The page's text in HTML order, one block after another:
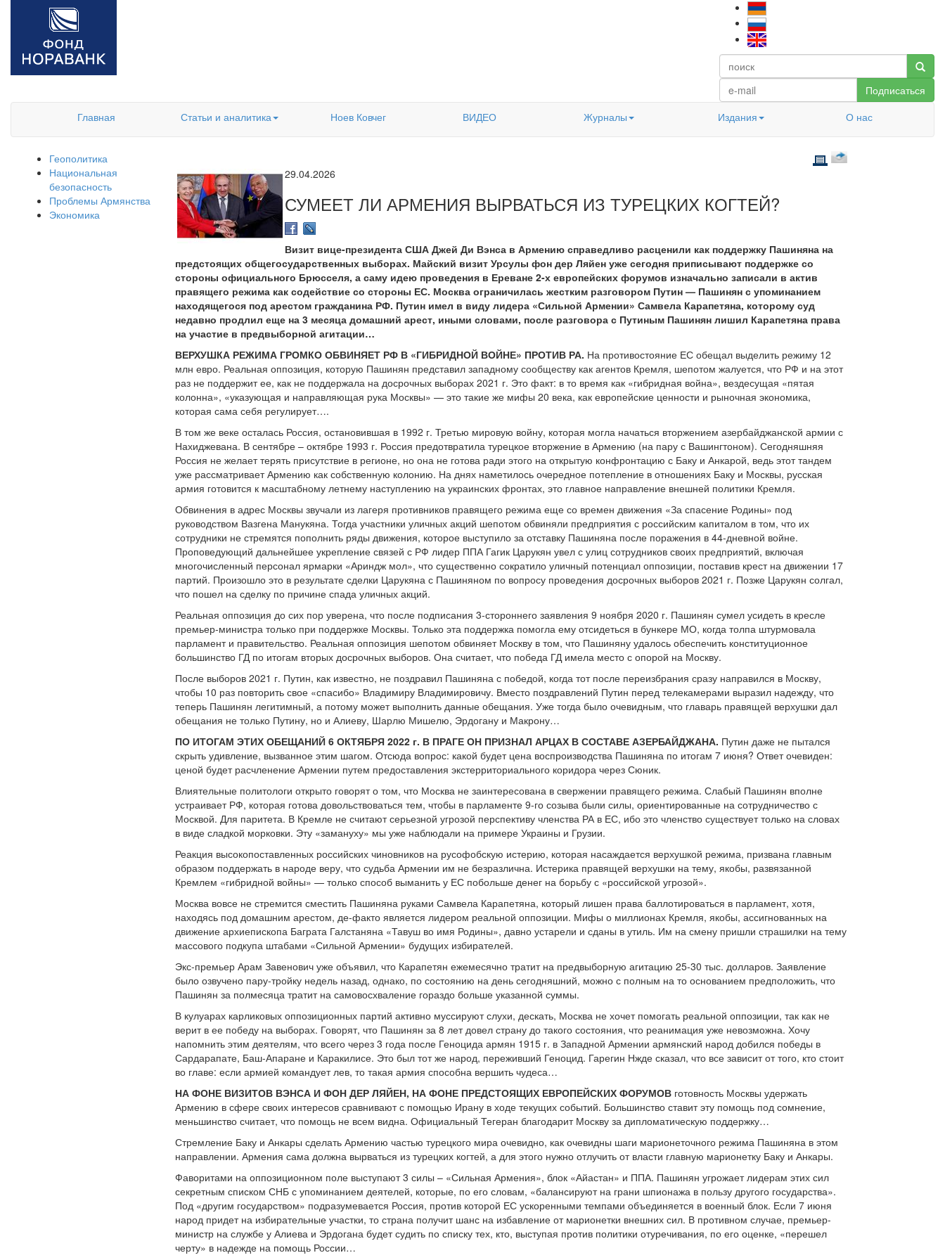
Подписаться
Главная
Статьи и аналитика Ноев Ковчег ВИДЕО Журналы Издания О нас
Геополитика
Национальная
безопасность
Проблемы Армянства
Экономика
29.04.2026
СУМЕЕТ ЛИ АРМЕНИЯ ВЫРВАТЬСЯ ИЗ ТУРЕЦКИХ КОГТЕЙ?
Визит вице-президента США Джей Ди Вэнса в Армению справедливо расценили как поддержку Пашиняна на
предстоящих общегосударственных выборах. Майский визит Урсулы фон дер Ляйен уже сегодня приписывают поддержке со
стороны официального Брюсселя, а саму идею проведения в Ереване 2-х европейских форумов изначально записали в актив
правящего режима как содействие со стороны ЕС. Москва ограничилась жестким разговором Путин — Пашинян с упоминанием
находящегося под арестом гражданина РФ. Путин имел в виду лидера «Сильной Армении» Самвела Карапетяна, которому суд
недавно продлил еще на 3 месяца домашний арест, иными словами, после разговора с Путиным Пашинян лишил Карапетяна права
на участие в предвыборной агитации…
ВЕРХУШКА РЕЖИМА ГРОМКО ОБВИНЯЕТ РФ В «ГИБРИДНОЙ ВОЙНЕ» ПРОТИВ РА. На противостояние ЕС обещал выделить режиму 12
млн евро. Реальная оппозиция, которую Пашинян представил западному сообществу как агентов Кремля, шепотом жалуется, что РФ и на этот
раз не поддержит ее, как не поддержала на досрочных выборах 2021 г. Это факт: в то время как «гибридная война», вездесущая «пятая
колонна», «указующая и направляющая рука Москвы» — это такие же мифы 20 века, как европейские ценности и рыночная экономика,
которая сама себя регулирует….
В том же веке осталась Россия, остановившая в 1992 г. Третью мировую войну, которая могла начаться вторжением азербайджанской армии с
Нахиджевана. В сентябре – октябре 1993 г. Россия предотвратила турецкое вторжение в Армению (на пару с Вашингтоном). Сегодняшняя
Россия не желает терять присутствие в регионе, но она не готова ради этого на открытую конфронтацию с Баку и Анкарой, ведь этот тандем
уже рассматривает Армению как собственную колонию. На днях наметилось очередное потепление в отношениях Баку и Москвы, русская
армия готовится к масштабному летнему наступлению на украинских фронтах, это главное направление внешней политики Кремля.
Обвинения в адрес Москвы звучали из лагеря противников правящего режима еще со времен движения «За спасение Родины» под
руководством Вазгена Манукяна. Тогда участники уличных акций шепотом обвиняли предприятия с российским капиталом в том, что их
сотрудники не стремятся пополнить ряды движения, которое выступило за отставку Пашиняна после поражения в 44-дневной войне.
Проповедующий дальнейшее укрепление связей с РФ лидер ППА Гагик Царукян увел с улиц сотрудников своих предприятий, включая
многочисленный персонал ярмарки «Ариндж мол», что существенно сократило уличный потенциал оппозиции, поставив крест на движении 17
партий. Произошло это в результате сделки Царукяна с Пашиняном по вопросу проведения досрочных выборов 2021 г. Позже Царукян солгал,
что пошел на сделку по причине спада уличных акций.
Реальная оппозиция до сих пор уверена, что после подписания 3-стороннего заявления 9 ноября 2020 г. Пашинян сумел усидеть в кресле
премьер-министра только при поддержке Москвы. Только эта поддержка помогла ему отсидеться в бункере МО, когда толпа штурмовала
парламент и правительство. Реальная оппозиция шепотом обвиняет Москву в том, что Пашиняну удалось обеспечить конституционное
большинство ГД по итогам вторых досрочных выборов. Она считает, что победа ГД имела место с опорой на Москву.
После выборов 2021 г. Путин, как известно, не поздравил Пашиняна с победой, когда тот после переизбрания сразу направился в Москву,
чтобы 10 раз повторить свое «спасибо» Владимиру Владимировичу. Вместо поздравлений Путин перед телекамерами выразил надежду, что
теперь Пашинян легитимный, а потому может выполнить данные обещания. Уже тогда было очевидным, что главарь правящей верхушки дал
обещания не только Путину, но и Алиеву, Шарлю Мишелю, Эрдогану и Макрону…
ПО ИТОГАМ ЭТИХ ОБЕЩАНИЙ 6 ОКТЯБРЯ 2022 г. В ПРАГЕ ОН ПРИЗНАЛ АРЦАХ В СОСТАВЕ АЗЕРБАЙДЖАНА. Путин даже не пытался
скрыть удивление, вызванное этим шагом. Отсюда вопрос: какой будет цена воспроизводства Пашиняна по итогам 7 июня? Ответ очевиден:
ценой будет расчленение Армении путем предоставления экстерриториального коридора через Сюник.
Влиятельные политологи открыто говорят о том, что Москва не заинтересована в свержении правящего режима. Слабый Пашинян вполне
устраивает РФ, которая готова довольствоваться тем, чтобы в парламенте 9-го созыва были силы, ориентированные на сотрудничество с
Москвой. Для паритета. В Кремле не считают серьезной угрозой перспективу членства РА в ЕС, ибо это членство существует только на словах
в виде сладкой морковки. Эту «замануху» мы уже наблюдали на примере Украины и Грузии.
Реакция высокопоставленных российских чиновников на русофобскую истерию, которая насаждается верхушкой режима, призвана главным
образом поддержать в народе веру, что судьба Армении им не безразлична. Истерика правящей верхушки на тему, якобы, развязанной
Кремлем «гибридной войны» — только способ выманить у ЕС побольше денег на борьбу с «российской угрозой».
Москва вовсе не стремится сместить Пашиняна руками Самвела Карапетяна, который лишен права баллотироваться в парламент, хотя,
находясь под домашним арестом, де-факто является лидером реальной оппозиции. Мифы о миллионах Кремля, якобы, ассигнованных на
движение архиепископа Баграта Галстаняна «Тавуш во имя Родины», давно устарели и сданы в утиль. Им на смену пришли страшилки на тему
массового подкупа штабами «Сильной Армении» будущих избирателей.
Экс-премьер Арам Завенович уже объявил, что Карапетян ежемесячно тратит на предвыборную агитацию 25-30 тыс. долларов. Заявление
было озвучено пару-тройку недель назад, однако, по состоянию на день сегодняшний, можно с полным на то основанием предположить, что
Пашинян за полмесяца тратит на самовосхваление гораздо больше указанной суммы.
В кулуарах карликовых оппозиционных партий активно муссируют слухи, дескать, Москва не хочет помогать реальной оппозиции, так как не
верит в ее победу на выборах. Говорят, что Пашинян за 8 лет довел страну до такого состояния, что реанимация уже невозможна. Хочу
напомнить этим деятелям, что всего через 3 года после Геноцида армян 1915 г. в Западной Армении армянский народ добился победы в
Сардарапате, Баш-Апаране и Каракилисе. Это был тот же народ, переживший Геноцид. Гарегин Нжде сказал, что все зависит от того, кто стоит
во главе: если армией командует лев, то такая армия способна вершить чудеса…
НА ФОНЕ ВИЗИТОВ ВЭНСА И ФОН ДЕР ЛЯЙЕН, НА ФОНЕ ПРЕДСТОЯЩИХ ЕВРОПЕЙСКИХ ФОРУМОВ готовность Москвы удержать
Армению в сфере своих интересов сравнивают с помощью Ирану в ходе текущих событий. Большинство ставит эту помощь под сомнение,
меньшинство считает, что помощь не всем видна. Официальный Тегеран благодарит Москву за дипломатическую поддержку…
Стремление Баку и Анкары сделать Армению частью турецкого мира очевидно, как очевидны шаги марионеточного режима Пашиняна в этом
направлении. Армения сама должна вырваться из турецких когтей, а для этого нужно отлучить от власти главную марионетку Баку и Анкары.
Фаворитами на оппозиционном поле выступают 3 силы – «Сильная Армения», блок «Айастан» и ППА. Пашинян угрожает лидерам этих сил
секретным списком СНБ с упоминанием деятелей, которые, по его словам, «балансируют на грани шпионажа в пользу другого государства».
Под «другим государством» подразумевается Россия, против которой ЕС ускоренными темпами объединяется в военный блок. Если 7 июня
народ придет на избирательные участки, то страна получит шанс на избавление от марионетки внешних сил. В противном случае, премьер-
министр на службе у Алиева и Эрдогана будет судить по списку тех, кто, выступая против политики отуречивания, по его оценке, «перешел
черту» в надежде на помощь России…